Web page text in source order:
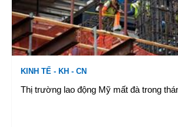
KINH TẾ - KH - CN
Thị trường lao động Mỹ mất đà trong